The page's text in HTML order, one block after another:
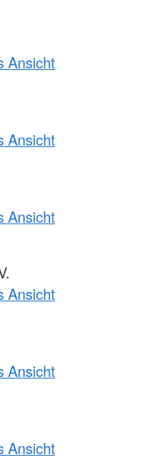
Ansicht
Ansicht
Ansicht
Ansicht
Ansicht
Ansicht